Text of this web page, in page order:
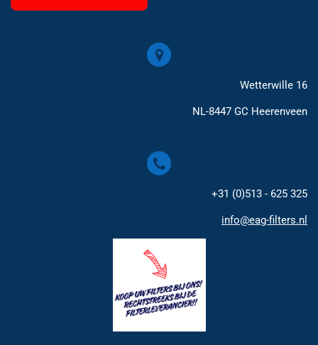
Wetterwille 16
NL-8447 GC Heerenveen
+31 (0)513 - 625 325
info@eag-filters.nl